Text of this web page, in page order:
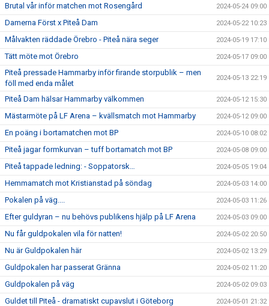
Brutal vår inför matchen mot Rosengård 2024-05-24 09:00
Damerna Först x Piteå Dam 2024-05-22 10:23
Målvakten räddade Örebro - Piteå nära seger 2024-05-19 17:10
Tätt möte mot Örebro 2024-05-17 09:00
Piteå pressade Hammarby inför firande storpublik – men
föll med enda målet
2024-05-13 22:19
Piteå Dam hälsar Hammarby välkommen 2024-05-12 15:30
Mästarmöte på LF Arena – kvällsmatch mot Hammarby 2024-05-12 09:00
En poäng i bortamatchen mot BP 2024-05-10 08:02
Piteå jagar formkurvan – tuff bortamatch mot BP 2024-05-08 09:00
Piteå tappade ledning: - Soppatorsk… 2024-05-05 19:04
Hemmamatch mot Kristianstad på söndag 2024-05-03 14:00
Pokalen på väg.... 2024-05-03 11:26
Efter guldyran – nu behövs publikens hjälp på LF Arena 2024-05-03 09:00
Nu får guldpokalen vila för natten! 2024-05-02 20:50
Nu är Guldpokalen här 2024-05-02 13:29
Guldpokalen har passerat Gränna 2024-05-02 11:20
Guldpokalen på väg 2024-05-02 09:03
Guldet till Piteå - dramatiskt cupavslut i Göteborg 2024-05-01 21:32